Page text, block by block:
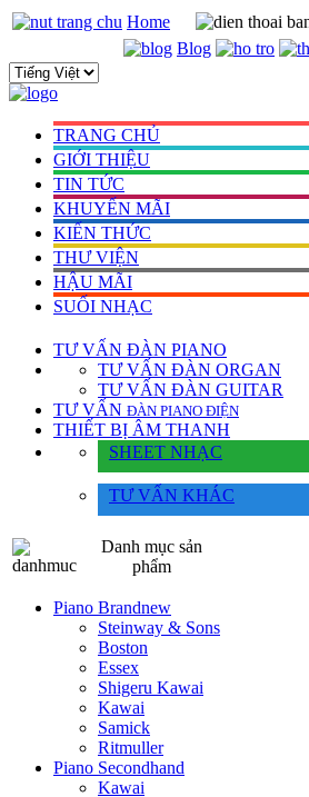
Home
Blog
TRANG CHỦ
GIỚI THIỆU
TIN TỨC
KHUYẾN MÃI
KIẾN THỨC
THƯ VIỆN
HẬU MÃI
SUỐI NHẠC
TƯ VẤN ĐÀN PIANO
TƯ VẤN ÐÀN ORGAN
TƯ VẤN ÐÀN GUITAR
TƯ VẤN ÐÀN PIANO ÐIỆN
THIẾT BỊ ÂM THANH
SHEET NHẠC
TƯ VẤN KHÁC
Danh mục sản
phẩm
Piano Brandnew
Steinway & Sons
Boston
Essex
Shigeru Kawai
Kawai
Samick
Ritmuller
Piano Secondhand
Kawai